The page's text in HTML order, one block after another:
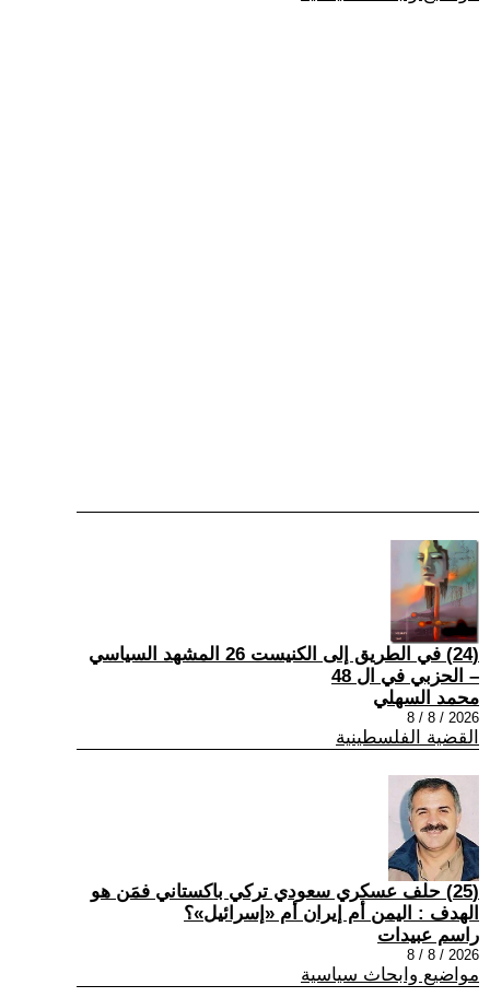
(24) في الطريق إلى الكنيست 26 المشهد السياسي
– الحزبي في ال 48
محمد السهلي
2026 / 8 / 8
القضية الفلسطينية
(25) حلف عسكري سعودي تركي باكستاني فمَن هو
الهدف : اليمن أم إيران أم «إسرائيل»؟
راسم عبيدات
2026 / 8 / 8
مواضيع وابحاث سياسية